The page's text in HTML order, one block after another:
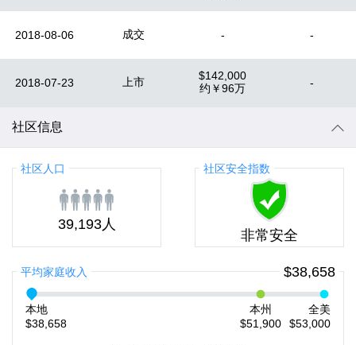
2018-08-06 成交 - -
2018-07-23 上市
$142,000
约 ￥96万 -
社区信息
社区人口
39,193人
社区安全指数
非常安全
平均家庭收入 $38,658
本地
$38,658
本州
$51,900
全美
$53,000